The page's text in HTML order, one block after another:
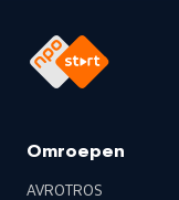
Omroepen
AVROTROS